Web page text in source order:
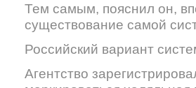
Тем самым, пояснил он,
существование самой
Российский вариант
Агентство